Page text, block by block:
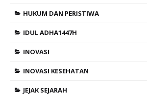
HUKUM DAN PERISTIWA
IDUL ADHA1447H
INOVASI
INOVASI KESEHATAN
JEJAK SEJARAH